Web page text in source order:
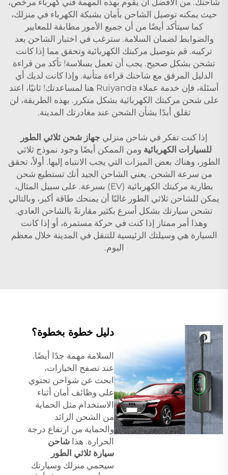
حيث يمكنه توصيل الشاحن بأمان بشبكة الكهرباء في منزلك،
كما سيتأكد أيضًا من أن جميع الأمور مطابقة للمعايير
والضوابط لضمان السلامة. سترغب في اختبار الشاحن بعد
تركيبه. قم بتوصيل مركبتك الكهربائية وتحقق مما إذا كانت
تشحن بشكل صحيح. يجب أن تعمل بسلاسة! تأكد من قراءة
الدليل المرفق مع شاحنك قراءة متأنية. وإذا كانت لديك أي
أسئلة، فإن خدمة عملاء Ruiyanda هنا لمساعدتك! ثانيًا، اعتد
على شحن مركبتك الكهربائية بشكل متكرر. بهذه الطريقة، لن
تقلق أبدًا بشأن الشحن عند مغادرتك المدينة.
إذا كنت تفكر في شاحن منزلي جهاز شحن ثلاثي الطور
للسيارات الكهربائية ومن الممكن أيضًا وجود نموذج ثلاثي
الطور، وهناك بعض الميزات التي يجب الانتباه إليها. أولاً، تحقق
من سرعة الشحن. يعني الشاحن الجيد أنك تستطيع شحن
بطارية مركبتك الكهربائية (EV) بسرعة. على سبيل المثال،
يمكن للشاحن ثلاثي الطور غالبًا أن يمنحك طاقة أكبر، وبالتالي
تشحن سيارتك بشكل أسرع بكثير مقارنةً بالشاحن العادي.
وهذا أمر ممتاز إذا كنت في حركة مستمرة، أو إذا كانت
السيارة هي وسيلتك الرئيسية للتنقل في المدينة خلال معظم
اليوم.
دليل خطوة بخطوة؟
السلامة مهمة جدًا أيضًا.
عند تصفح الخيارات،
ابحث عن شواحن تحتوي
على وظائف أمان أثناء
الاستخدام مثل الحماية
من الشحن الزائد
والحماية من ارتفاع درجة
الحرارة. هذا شاحن
سيارة ثلاثي الطور
سيحمي منزلك وسيارتك